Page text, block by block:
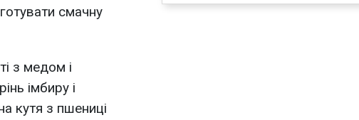
смачну
з медом і
імбиру і
кутя з пшениці